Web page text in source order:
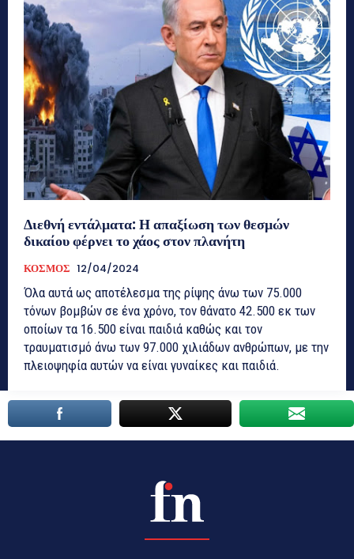
Διεθνή εντάλματα: Η απαξίωση των θεσμών
δικαίου φέρνει το χάος στον πλανήτη
ΚΟΣΜΟΣ 12/04/2024
Όλα αυτά ως αποτέλεσμα της ρίψης άνω των 75.000
τόνων βομβών σε ένα χρόνο, τον θάνατο 42.500 εκ των
οποίων τα 16.500 είναι παιδιά καθώς και τον
τραυματισμό άνω των 97.000 χιλιάδων ανθρώπων, με την
πλειοψηφία αυτών να είναι γυναίκες και παιδιά.